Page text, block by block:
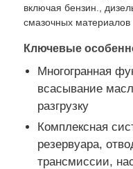
Специальные
Электрический
Грузовик
включая бензин.,
смазочных
Ключевые
Многогранная
всасывание
разгрузку
Комплексная
резервуара,
трансмиссии,